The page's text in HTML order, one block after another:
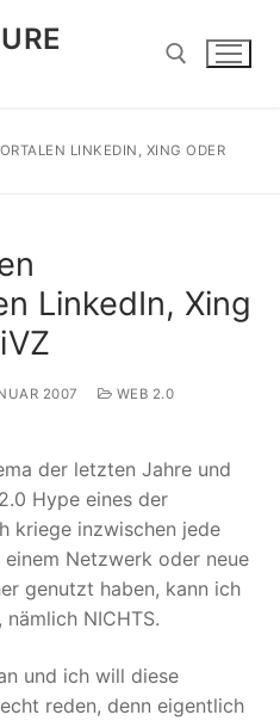
LINKEDIN, XING ODER
LinkedIn, Xing
2007
WEB 2.0
der letzten Jahre und
Hype eines der
kriege inzwischen jede
Netzwerk oder neue
genutzt haben, kann ich
NICHTS.
und ich will diese
reden, denn eigentlich